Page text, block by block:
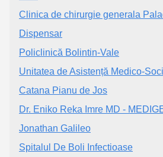
Clinica de chirurgie generala
Dispensar
Policlinică Bolintin-Vale
Unitatea de Asistență Medico-
Catana Pianu de Jos
Dr. Eniko Reka Imre MD -
Jonathan Galileo
Spitalul De Boli Infectioase